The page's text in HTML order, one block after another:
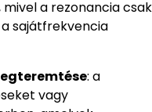
a rezonancia csak
sajátfrekvencia
: a
vagy